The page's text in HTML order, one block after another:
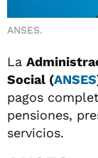
ANSES.
La
Social (ANSES
pagos
pensiones,
servicios.